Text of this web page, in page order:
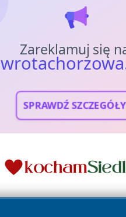
Zareklamuj się
SPRAWDŹ SZCZEGÓŁY